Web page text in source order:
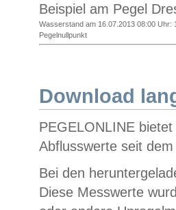
Beispiel am Pegel
Wasserstand am 16.07.2013 08:00 Uhr:
Pegelnullpunkt
Download
PEGELONLINE
Abflusswerte seit
Bei den
Diese Messwerte